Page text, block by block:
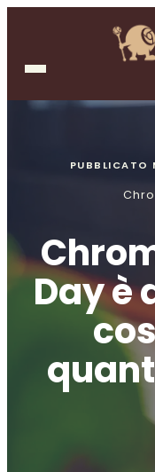
PUBBLICATO
Day è